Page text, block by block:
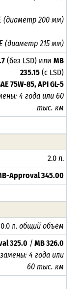
(диаметр 200 мм)
(диаметр 215 мм)
(без LSD) или MB
235.15 (с LSD)
75W-85, API GL-5
4 года или 60
тыс. км
2.0 л.
Approval345.00
л. общий объём
325.0 / MB 326.0
4 года или
60 тыс. км